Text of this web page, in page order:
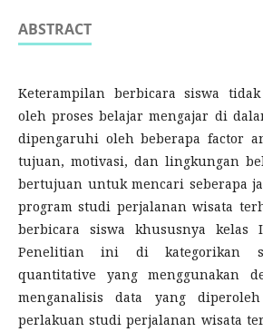
ABSTRACT
Keterampilan berbicara siswa
oleh proses belajar mengajar di
dipengaruhi oleh beberapa factor
tujuan, motivasi, dan lingkungan
bertujuan untuk mencari seberapa
program studi perjalanan wisata
berbicara siswa khususnya kelas
Penelitian ini di kategorikan
quantitative yang menggunakan
menganalisis data yang
perlakuan studi perjalanan wisata